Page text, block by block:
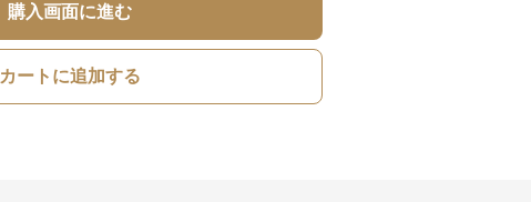
購入画面に進む
カートに追加する